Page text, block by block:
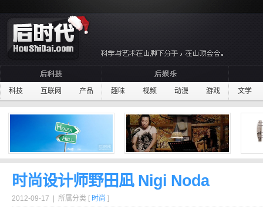
科技 互联网 产品 趣味 视频 动漫 游戏 文学
时尚设计师野田凪 Nigi Noda
2012-09-17 | 所属分类 [ 时尚 ]